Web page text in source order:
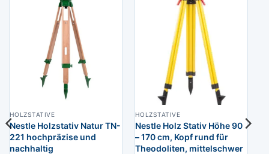
HOLZSTATIVE
Nestle Holzstativ Natur TN-
221 hochpräzise und
nachhaltig
HOLZSTATIVE
Nestle Holz Stativ Höhe 90
– 170 cm, Kopf rund für
Theodoliten, mittelschwer